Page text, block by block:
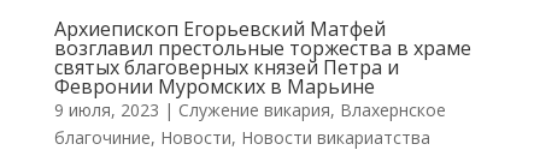
Архиепископ Егорьевский Матфей
возглавил престольные торжества в храме
святых благоверных князей Петра и
Февронии Муромских в Марьине
9 июля, 2023 | Cлужение викария, Влахернское
благочиние, Новости, Новости викариатства